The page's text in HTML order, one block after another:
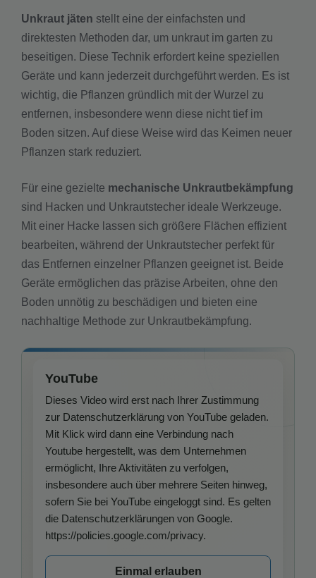
Unkraut jäten stellt eine der einfachsten und
direktesten Methoden dar, um unkraut im garten zu
beseitigen. Diese Technik erfordert keine speziellen
Geräte und kann jederzeit durchgeführt werden. Es ist
wichtig, die Pflanzen gründlich mit der Wurzel zu
entfernen, insbesondere wenn diese nicht tief im
Boden sitzen. Auf diese Weise wird das Keimen neuer
Pflanzen stark reduziert.
Für eine gezielte mechanische Unkrautbekämpfung
sind Hacken und Unkrautstecher ideale Werkzeuge.
Mit einer Hacke lassen sich größere Flächen effizient
bearbeiten, während der Unkrautstecher perfekt für
das Entfernen einzelner Pflanzen geeignet ist. Beide
Geräte ermöglichen das präzise Arbeiten, ohne den
Boden unnötig zu beschädigen und bieten eine
nachhaltige Methode zur Unkrautbekämpfung.
YouTube
Dieses Video wird erst nach Ihrer Zustimmung
zur Datenschutzerklärung von YouTube geladen.
Mit Klick wird dann eine Verbindung nach
Youtube hergestellt, was dem Unternehmen
ermöglicht, Ihre Aktivitäten zu verfolgen,
insbesondere auch über mehrere Seiten hinweg,
sofern Sie bei YouTube eingeloggt sind. Es gelten
die Datenschutzerklärungen von Google.
https://policies.google.com/privacy.
Einmal erlauben